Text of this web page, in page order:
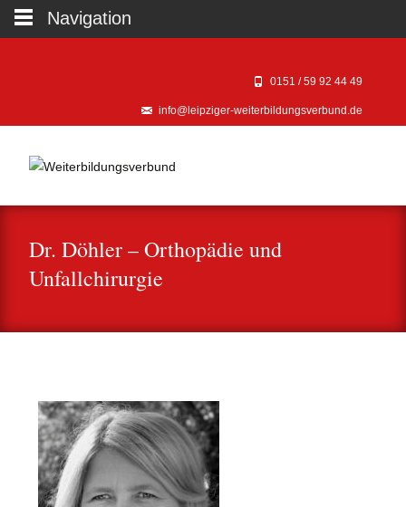
0151 / 59 92 44 49‬
info@leipziger-weiterbildungsverbund.de
Dr. Döhler – Orthopädie und
Unfallchirurgie
Navigation